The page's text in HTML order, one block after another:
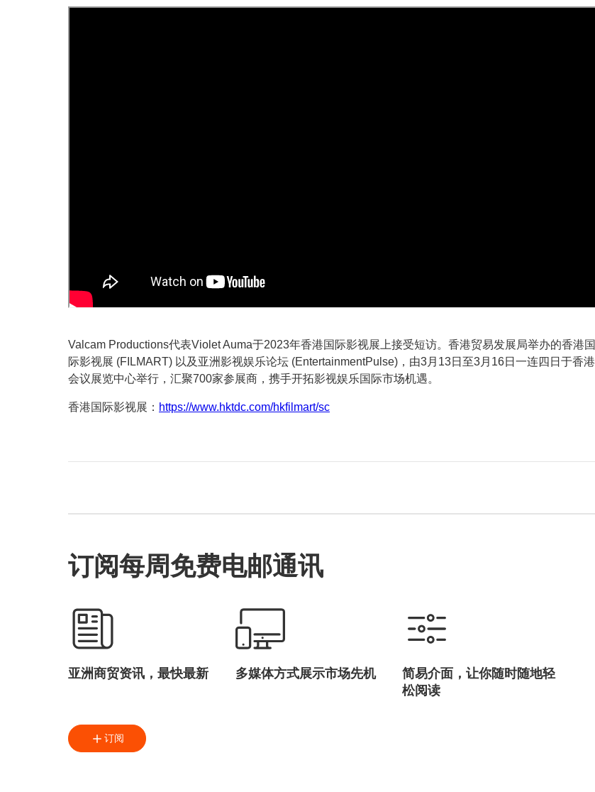
Valcam Productions代表Violet Auma于2023年香港国际影视展上接受短访。香港贸易发展局举办的香港国
际影视展 (FILMART) 以及亚洲影视娱乐论坛 (EntertainmentPulse)，由3月13日至3月16日一连四日于香港
会议展览中心举行，汇聚700家参展商，携手开拓影视娱乐国际市场机遇。
香港国际影视展： https://www.hktdc.com/hkfilmart/sc
订阅每周免费电邮通讯
亚洲商贸资讯，最快最新 多媒体方式展示市场先机
简易介面，让你随时随地轻
松阅读
订阅